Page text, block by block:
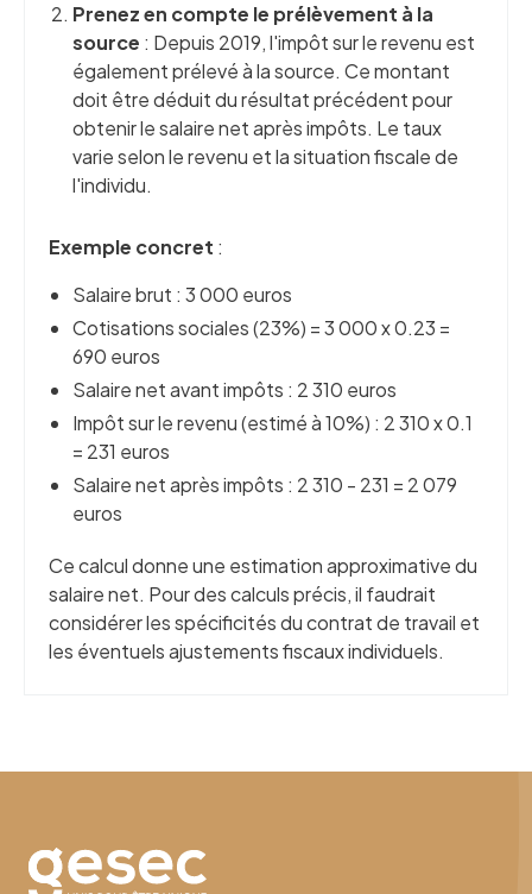
Prenez en compte le prélèvement à la
source : Depuis 2019, l'impôt sur le revenu est
également prélevé à la source. Ce montant
doit être déduit du résultat précédent pour
obtenir le salaire net après impôts. Le taux
varie selon le revenu et la situation fiscale de
l'individu.
Exemple concret :
Salaire brut : 3 000 euros
Cotisations sociales (23%) = 3 000 x 0.23 =
690 euros
Salaire net avant impôts : 2 310 euros
Impôt sur le revenu (estimé à 10%) : 2 310 x 0.1
= 231 euros
Salaire net après impôts : 2 310 - 231 = 2 079
euros
Ce calcul donne une estimation approximative du
salaire net. Pour des calculs précis, il faudrait
considérer les spécificités du contrat de travail et
les éventuels ajustements fiscaux individuels.